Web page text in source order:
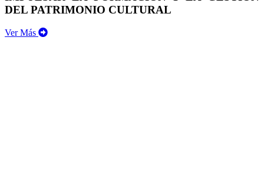
DEL PATRIMONIO CULTURAL
Ver Más